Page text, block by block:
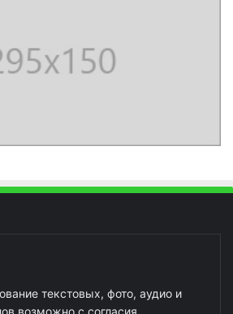
текстовых, фото, аудио и
возможно с согласия